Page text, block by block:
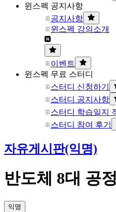
윈스펙 공지사항
공지사항
윈스펙 강의소개
이벤트
윈스펙 무료 스터디
스터디 신청하기
스터디 공지사항
스터디 학습일지
스터디 참여 후기
자유게시판(익명)
반도체 8대 공
익명